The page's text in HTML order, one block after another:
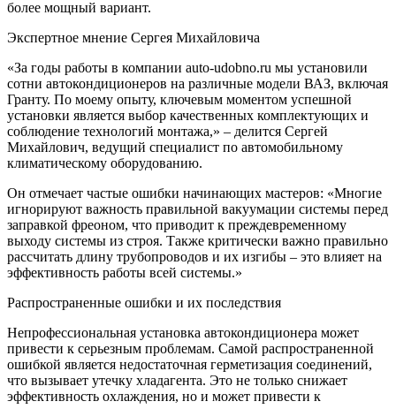
более мощный вариант.
Экспертное мнение Сергея Михайловича
«За годы работы в компании auto-udobno.ru мы установили
сотни автокондиционеров на различные модели ВАЗ, включая
Гранту. По моему опыту, ключевым моментом успешной
установки является выбор качественных комплектующих и
соблюдение технологий монтажа,» – делится Сергей
Михайлович, ведущий специалист по автомобильному
климатическому оборудованию.
Он отмечает частые ошибки начинающих мастеров: «Многие
игнорируют важность правильной вакуумации системы перед
заправкой фреоном, что приводит к преждевременному
выходу системы из строя. Также критически важно правильно
рассчитать длину трубопроводов и их изгибы – это влияет на
эффективность работы всей системы.»
Распространенные ошибки и их последствия
Непрофессиональная установка автокондиционера может
привести к серьезным проблемам. Самой распространенной
ошибкой является недостаточная герметизация соединений,
что вызывает утечку хладагента. Это не только снижает
эффективность охлаждения, но и может привести к